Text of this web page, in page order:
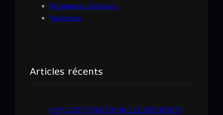
Résidence d’écrivains
Workshop
Articles récents
DUPLICITÉ FONCTIONNELLE DES OBJETS